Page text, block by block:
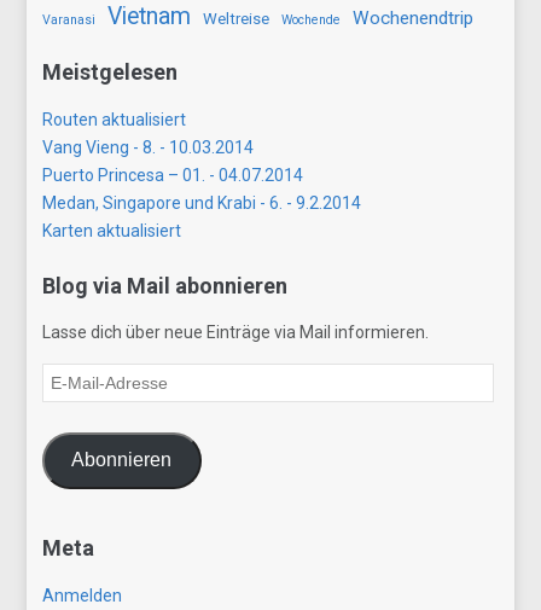
Varanasi Vietnam Weltreise Wochende Wochenendtrip
Meistgelesen
Routen aktualisiert
Vang Vieng - 8. - 10.03.2014
Puerto Princesa – 01. - 04.07.2014
Medan, Singapore und Krabi - 6. - 9.2.2014
Karten aktualisiert
Blog via Mail abonnieren
Lasse dich über neue Einträge via Mail informieren.
E-
Mail-
Abonnieren
Meta
Anmelden